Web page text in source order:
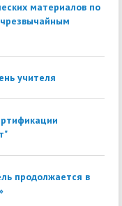
материалов по
учителя
продолжается в